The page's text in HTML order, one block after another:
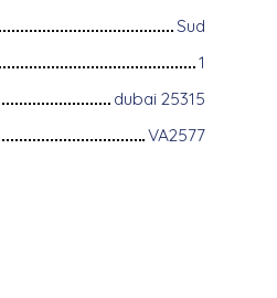
Sud
1
dubai 25315
VA2577